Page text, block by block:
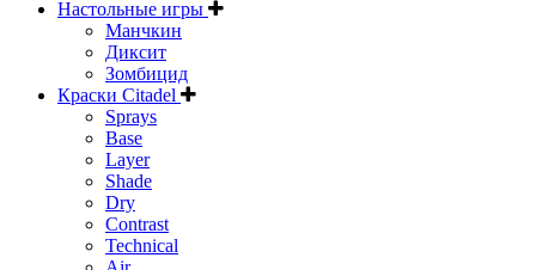
Настольные игры
Манчкин
Диксит
Зомбицид
Краски Citadel
Sprays
Base
Layer
Shade
Dry
Contrast
Technical